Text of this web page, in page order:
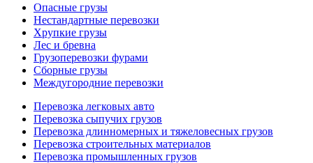
Опасные грузы
Нестандартные перевозки
Хрупкие грузы
Лес и бревна
Грузоперевозки фурами
Сборные грузы
Междугородние перевозки
Перевозка легковых авто
Перевозка сыпучих грузов
Перевозка длинномерных и тяжеловесных грузов
Перевозка строительных материалов
Перевозка промышленных грузов